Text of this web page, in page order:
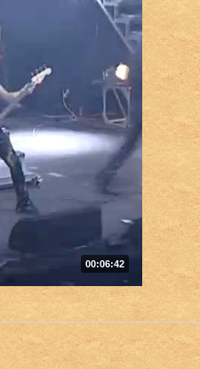
00:06:42